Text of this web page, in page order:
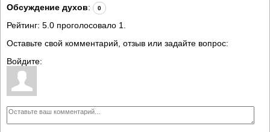
Обсуждение духов: 0
Рейтинг: 5.0 проголосовало 1
Оставьте свой комментарий, отзыв или задайте вопрос:
Войдите: